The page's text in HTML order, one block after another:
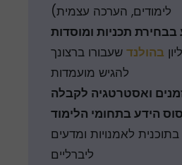
לימודים, הערכה עצמית)
תכניות ומוסדות
בהולנדשעבורו ברצונך
להגיש מועמדות
ואסטרטגיה לקבלה
הידע בתחומי הלימוד
לאמנויות ומדעים
ליברליים